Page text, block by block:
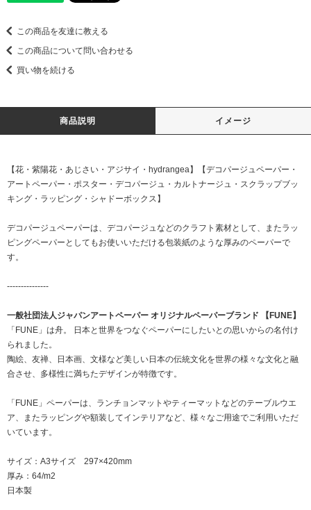
この商品を友達に教える
この商品について問い合わせる
買い物を続ける
商品説明 イメージ
【花・紫陽花・あじさい・アジサイ・hydrangea】【デコパージュペーパー・
アートペーパー・ポスター・デコパージュ・カルトナージュ・スクラップブッ
キング・ラッピング・シャドーボックス】
デコパージュペーパーは、デコパージュなどのクラフト素材として、またラッ
ピングペーパーとしてもお使いいただける包装紙のような厚みのペーパーで
す。
---------------
一般社団法人ジャパンアートペーパー オリジナルペーパーブランド 【FUNE】
「FUNE」は舟。 日本と世界をつなぐペーパーにしたいとの思いからの名付け
られました。
陶絵、友禅、日本画、文様など美しい日本の伝統文化を世界の様々な文化と融
合させ、多様性に満ちたデザインが特徴です。
「FUNE」ペーパーは、ランチョンマットやティーマットなどのテーブルウエ
ア、またラッピングや額装してインテリアなど、様々なご用途でご利用いただ
いています。
サイズ：A3サイズ 297×420mm
厚み：64/m2
日本製